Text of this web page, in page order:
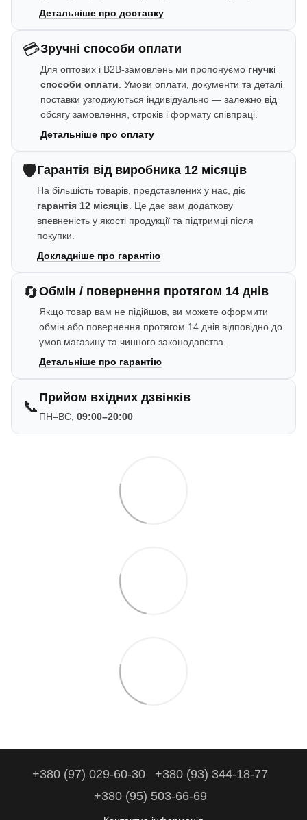
Детальніше про доставку
💳Зручні способи оплати
Для оптових і B2B-замовлень ми пропонуємо гнучкі
способи оплати . Умови оплати, документи та деталі
поставки узгоджуються індивідуально — залежно від
обсягу замовлення, строків і формату співпраці.
Детальніше про оплату
🛡️Гарантія від виробника 12 місяців
На більшість товарів, представлених у нас, діє
гарантія 12 місяців . Це дає вам додаткову
впевненість у якості продукції та підтримці після
покупки.
Докладніше про гарантію
🔄Обмін / повернення протягом 14 днів
Якщо товар вам не підійшов, ви можете оформити
обмін або повернення протягом 14 днів відповідно до
умов магазину та чинного законодавства.
Детальніше про гарантію
📞 Прийом вхідних дзвінків
ПН–ВС, 09:00–20:00
+380 (97) 029-60-30
+380 (93) 344-18-77
+380 (95) 503-66-69